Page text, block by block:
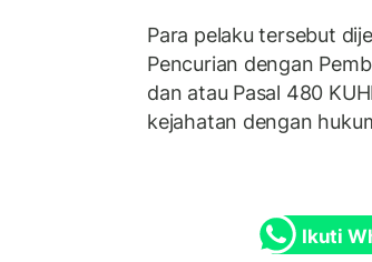
Para pelaku tersebut
Pencurian dengan
dan atau Pasal 480
kejahatan dengan
Ikuti